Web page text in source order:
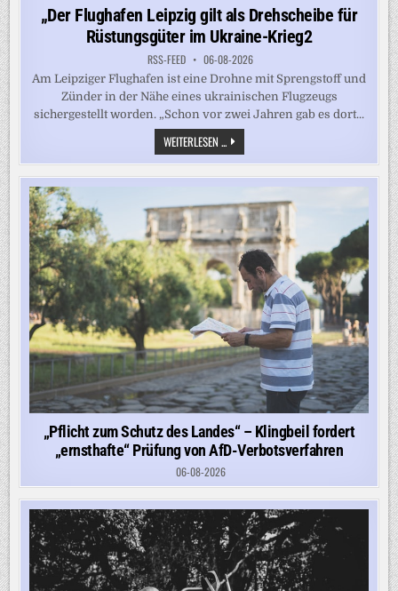
in
„Der Flughafen Leipzig gilt als Drehscheibe für
Rüstungsgüter im Ukraine-Krieg2
RSS-FEED 06-08-2026
Am Leipziger Flughafen ist eine Drohne mit Sprengstoff und
Zünder in der Nähe eines ukrainischen Flugzeugs
sichergestellt worden. „Schon vor zwei Jahren gab es dort...
WEITERLESEN ...„DER
FLUGHAFEN
LEIPZIG
GILT
DREHSCHEIBE
FÜR
RÜSTUNGSGÜTER
IM
UKRAINE-
KRIEG2
„Pflicht zum Schutz des Landes“ – Klingbeil fordert
„ernsthafte“ Prüfung von AfD-Verbotsverfahren
06-08-2026